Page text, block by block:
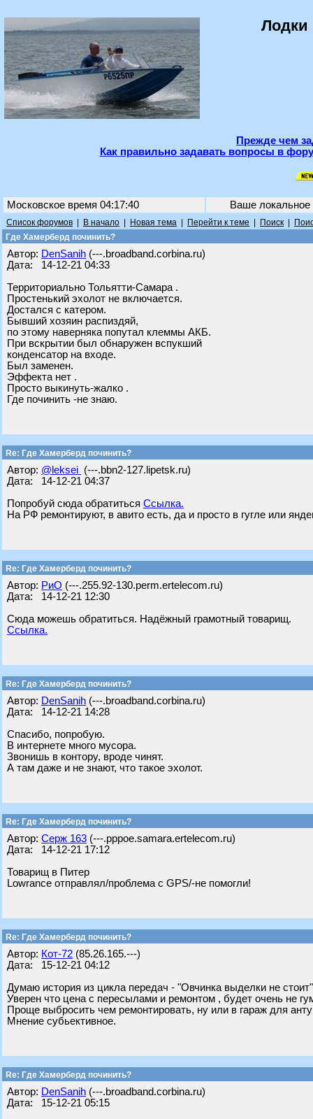
Лодки
Прежде чем
Как правильно задавать вопросы в
Московское время 04:17:40 Ваше
Список форумов В начало Новая тема Перейти к теме Поиск
Где Хамерберд починить?
Автор: DenSanih (---.broadband.corbina.ru)
Дата: 14-12-21 04:33
Территориально Тольятти-Самара .
Простенький эхолот не включается.
Достался с катером.
Бывший хозяин распиздяй,
по этому наверняка попутал клеммы АКБ.
При вскрытии был обнаружен вспукший
конденсатор на входе.
Был заменен.
Эффекта нет .
Просто выкинуть-жалко .
Где починить -не знаю.
Re: Где Хамерберд починить?
Автор: @leksei (---.bbn2-127.lipetsk.ru)
Дата: 14-12-21 04:37
Попробуй сюда обратиться Ссылка.
На РФ ремонтируют, в авито есть, да и просто в гугле или
Re: Где Хамерберд починить?
Автор: РиО (---.255.92-130.perm.ertelecom.ru)
Дата: 14-12-21 12:30
Сюда можешь обратиться. Надёжный грамотный товарищ.
Ссылка.
Re: Где Хамерберд починить?
Автор: DenSanih (---.broadband.corbina.ru)
Дата: 14-12-21 14:28
Спасибо, попробую.
В интернете много мусора.
Звонишь в контору, вроде чинят.
А там даже и не знают, что такое эхолот.
Re: Где Хамерберд починить?
Автор: Серж 163 (---.pppoe.samara.ertelecom.ru)
Дата: 14-12-21 17:12
Товарищ в Питер
Lowrance отправлял/проблема с GPS/-не помогли!
Re: Где Хамерберд починить?
Автор: Кот-72 (85.26.165.---)
Дата: 15-12-21 04:12
Думаю история из цикла передач - "Овчинка выделки не
Уверен что цена с пересылами и ремонтом , будет очень не
Проще выбросить чем ремонтировать, ну или в гараж для
Мнение субьективное.
Re: Где Хамерберд починить?
Автор: DenSanih (---.broadband.corbina.ru)
Дата: 15-12-21 05:15